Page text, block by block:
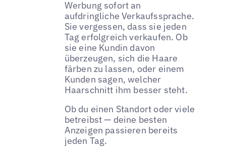
Werbung sofort an
aufdringliche Verkaufssprache.
Sie vergessen, dass sie jeden
Tag erfolgreich verkaufen. Ob
sie eine Kundin davon
überzeugen, sich die Haare
färben zu lassen, oder einem
Kunden sagen, welcher
Haarschnitt ihm besser steht.
Ob du einen Standort oder viele
betreibst — deine besten
Anzeigen passieren bereits
jeden Tag.